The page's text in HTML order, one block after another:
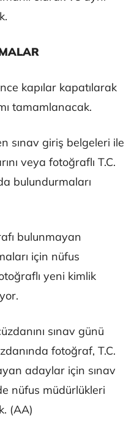
kapılar kapatılarak
tamamlanacak.
sınav giriş belgeleri ile
veya fotoğraflı T.C.
bulundurmaları
bulunmayan
için nüfus
yeni kimlik
sınav günü
fotoğraf, T.C.
adaylar için sınav
nüfus müdürlükleri
(AA)